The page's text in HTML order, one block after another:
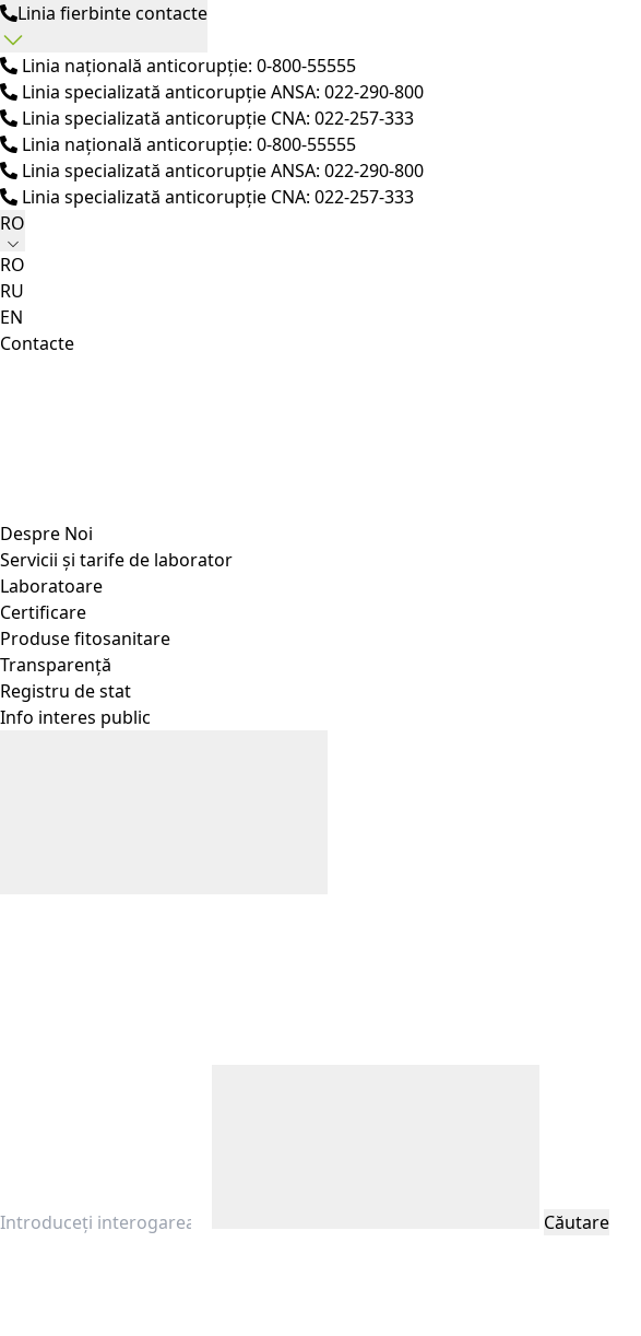
Linia fierbinte contacte
Linia națională anticorupție: 0-800-55555
Linia specializată anticorupție ANSA: 022-290-800
Linia specializată anticorupție CNA: 022-257-333
Linia națională anticorupție: 0-800-55555
Linia specializată anticorupție ANSA: 022-290-800
Linia specializată anticorupție CNA: 022-257-333
RO
RO
RU
EN
Contacte
Despre Noi
Servicii și tarife de laborator
Laboratoare
Certificare
Produse fitosanitare
Transparență
Registru de stat
Info interes public
Căutare